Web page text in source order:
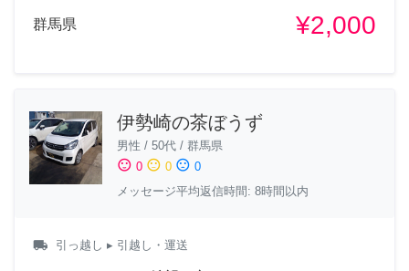
群馬県 ¥2,000
伊勢崎の茶ぼうず
男性 / 50代 / 群馬県
sentiment_satisfied 0 sentiment_neutral 0 sentiment_dissatisfied 0
メッセージ平均返信時間: 8時間以内
local_shipping 引っ越し ▸ 引越し・運送